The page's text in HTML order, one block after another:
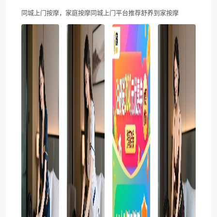
同城上门按摩，家庭按摩同城上门平台推荐舒养到家按摩